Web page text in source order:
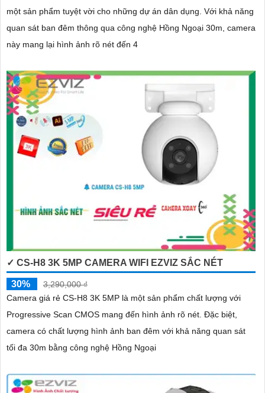
một sản phẩm tuyệt vời cho những dự án dân dụng. Với khả năng
quan sát ban đêm thông qua công nghệ Hồng Ngoại 30m, camera
này mang lại hình ảnh rõ nét đến 4
✓ CS-H8 3K 5MP CAMERA WIFI EZVIZ SẮC NÉT
30%
3,290,000 ₫
Camera giá rẻ CS-H8 3K 5MP là một sản phẩm chất lượng với
Progressive Scan CMOS mang đến hình ảnh rõ nét. Đặc biệt,
camera có chất lượng hình ảnh ban đêm với khả năng quan sát
tối đa 30m bằng công nghệ Hồng Ngoại